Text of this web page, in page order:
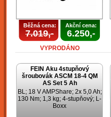
Běžná cena:
7.019,-
Akční cena:
6.250,-
VYPRODÁNO
FEIN Aku 4stupňový
šroubovák ASCM 18-4 QM
AS Set 5 Ah
BL; 18 V AMPShare; 2x 5,0 Ah;
130 Nm; 1,3 kg; 4-stupňový; L-
Boxx